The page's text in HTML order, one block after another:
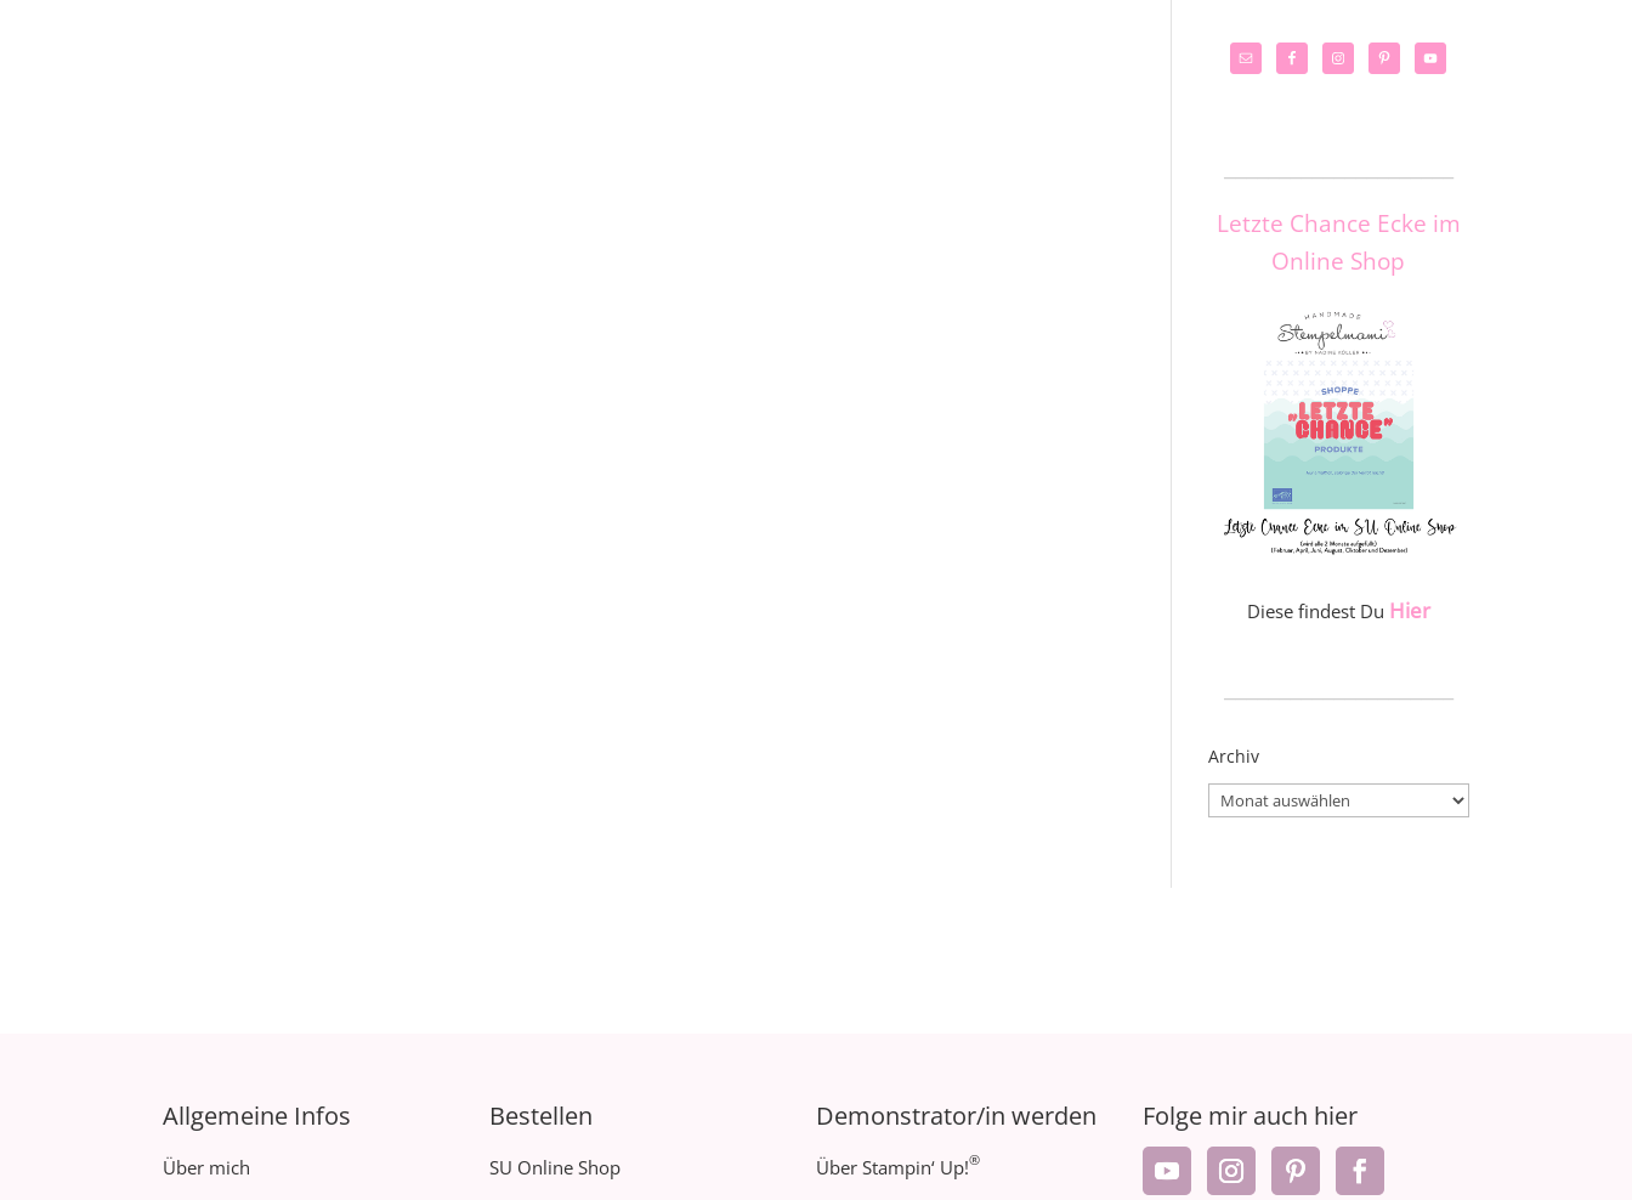
Letzte Chance Ecke im
Online Shop
Diese findest Du Hier
Archiv
Archiv
Allgemeine Infos
Über mich
Bestellen
SU Online Shop
Demonstrator/in werden
Über Stampin‘ Up!®
Folge mir auch hier